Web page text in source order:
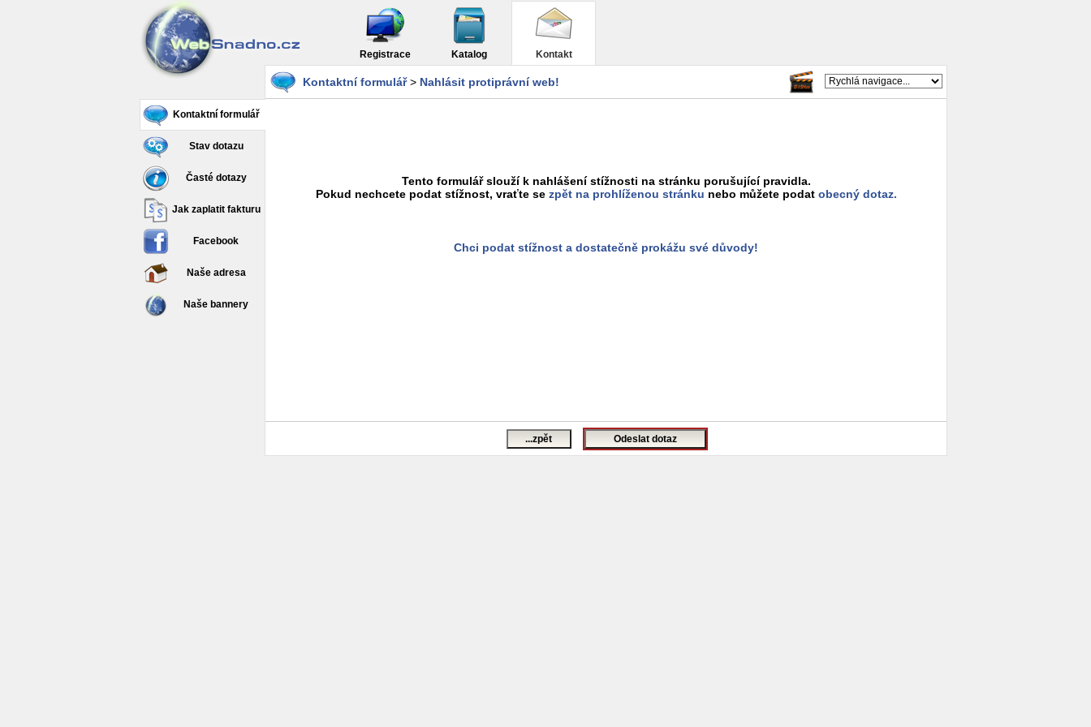
Registrace Katalog Kontakt
Kontaktní formulář
Stav dotazu
Časté dotazy
Jak zaplatit fakturu
Facebook
Naše adresa
Naše bannery
Kontaktní formulář> Nahlásit protiprávní web!
Tento formulář slouží k nahlášení stížnosti na stránku porušující pravidla.
Pokud nechcete podat stížnost, vraťte se zpět na prohlíženou stránku nebo můžete podat obecný dotaz.
Chci podat stížnost a dostatečně prokážu své důvody!